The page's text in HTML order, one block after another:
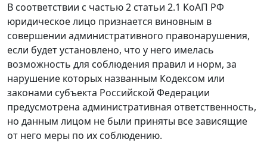
В соответствии с частью 2 статьи 2.1 КоАП РФ
юридическое лицо признается виновным в
совершении административного правонарушения,
если будет установлено, что у него имелась
возможность для соблюдения правил и норм, за
нарушение которых названным Кодексом или
законами субъекта Российской Федерации
предусмотрена административная ответственность,
но данным лицом не были приняты все зависящие
от него меры по их соблюдению.